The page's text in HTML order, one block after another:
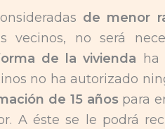
de menor
vecinos, no será
de la vivienda ha
no ha autorizado
de 15 añospara
A éste se le podrá